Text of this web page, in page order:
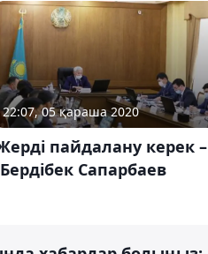
22:07, 05 қараша 2020
пайдалану керек –
Бердібек Сапарбаев